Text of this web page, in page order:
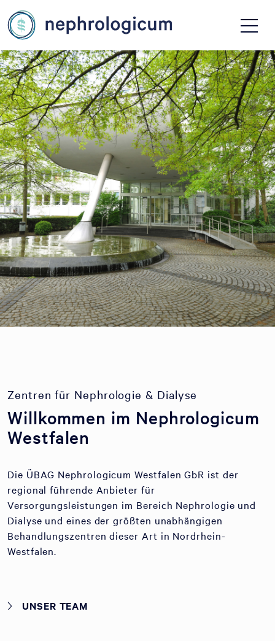
Zentren für Nephrologie & Dialyse
Willkommen im Nephrologicum
Westfalen
Die ÜBAG Nephrologicum Westfalen GbR ist der
regional führende Anbieter für
Versorgungsleistungen im Bereich Nephrologie und
Dialyse und eines der größten unabhängigen
Behandlungszentren dieser Art in Nordrhein-
Westfalen.
UNSER TEAM